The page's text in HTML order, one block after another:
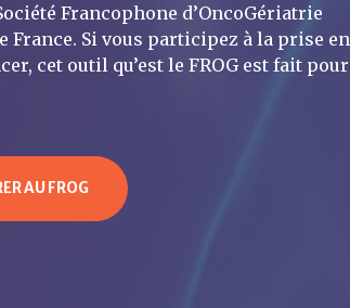
Francophone d’OncoGériatrie
France. Si vous participez à la prise en
cet outil qu’est le FROG est fait pour
AU FROG